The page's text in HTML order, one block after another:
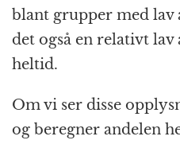
blant grupper med lav
det også en relativt
heltid.
Om vi ser disse
og beregner andelen